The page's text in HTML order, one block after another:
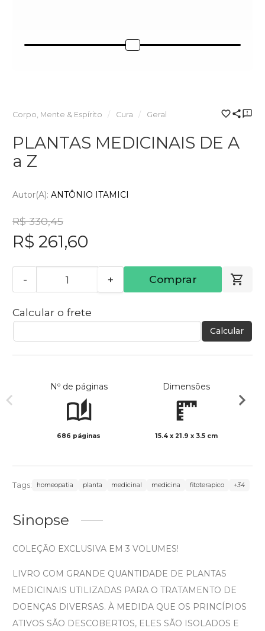
Corpo, Mente & Espírito Cura Geral
PLANTAS MEDICINAIS DE A
a Z
Autor(a): ANTÔNIO ITAMICI
R$ 330,45
R$ 261,60
- + Comprar
Calcular o frete
Calcular
Nº de páginas
686 páginas
Dimensões
15.4 x 21.9 x 3.5 cm
Tags: homeopatia planta medicinal medicina fitoterapico +34
Sinopse
COLEÇÃO EXCLUSIVA EM 3 VOLUMES!
LIVRO COM GRANDE QUANTIDADE DE PLANTAS
MEDICINAIS UTILIZADAS PARA O TRATAMENTO DE
DOENÇAS DIVERSAS. À MEDIDA QUE OS PRINCÍPIOS
ATIVOS SÃO DESCOBERTOS, ELES SÃO ISOLADOS E